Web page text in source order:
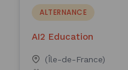
ALTERNANCE
AI2 Education
(Île-de-France)